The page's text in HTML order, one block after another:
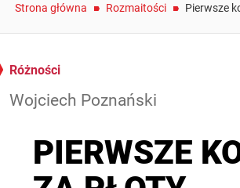
Strona główna /
Rozmaitości /
Pierwsze
Różności
Wojciech Poznański
PIERWSZE